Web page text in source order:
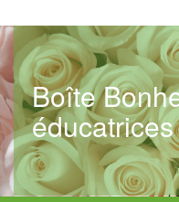
Boîte
éducatrices